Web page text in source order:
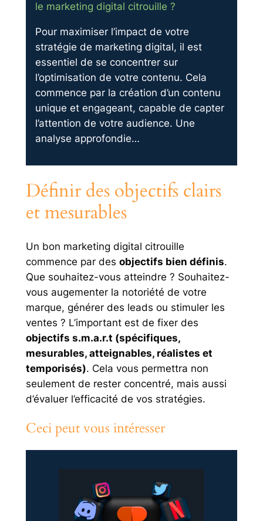
le marketing digital citrouille ?
Pour maximiser l’impact de votre
stratégie de marketing digital, il est
essentiel de se concentrer sur
l’optimisation de votre contenu. Cela
commence par la création d’un contenu
unique et engageant, capable de capter
l’attention de votre audience. Une
analyse approfondie…
Définir des objectifs clairs
et mesurables
Un bon marketing digital citrouille
commence par des objectifs bien définis.
Que souhaitez-vous atteindre ? Souhaitez-
vous augementer la notoriété de votre
marque, générer des leads ou stimuler les
ventes ? L’important est de fixer des
objectifs s.m.a.r.t (spécifiques,
mesurables, atteignables, réalistes et
temporisés). Cela vous permettra non
seulement de rester concentré, mais aussi
d’évaluer l’efficacité de vos stratégies.
Ceci peut vous intéresser